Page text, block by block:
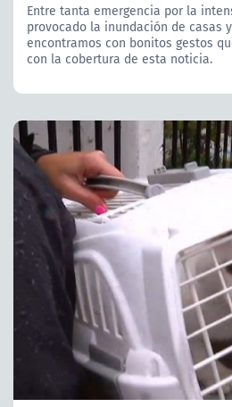
Entre tanta emergencia por la
provocado la inundación de casas
encontramos con bonitos gestos
con la cobertura de esta noticia.